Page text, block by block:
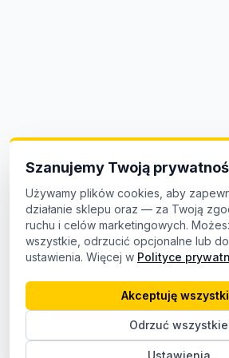
Szanujemy Twoją
Używamy plików cookies, aby
działanie sklepu oraz — za Twoją
ruchu i celów marketingowych.
wszystkie, odrzucić opcjonalne lub
ustawienia. Więcej w Polityce
Ustawienia
Odrzuć wszystkie
Akceptuję